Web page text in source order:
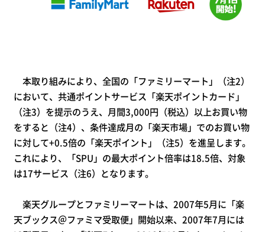
本取り組みにより、全国の「ファミリーマート」（注2）
において、共通ポイントサービス「楽天ポイントカード」
（注3）を提示のうえ、月間3,000円（税込）以上お買い物
をすると（注4）、条件達成月の「楽天市場」でのお買い物
に対して+0.5倍の「楽天ポイント」（注5）を進呈します。
これにより、「SPU」の最大ポイント倍率は18.5倍、対象
は17サービス（注6）となります。
楽天グループとファミリーマートは、2007年5月に「楽
天ブックス＠ファミマ受取便」開始以来、2007年7月には